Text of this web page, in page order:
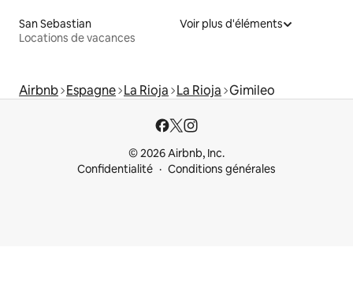
San Sebastian
Locations de vacances
Voir plus d'éléments
Airbnb Espagne La Rioja La Rioja Gimileo
© 2026 Airbnb, Inc.
Confidentialité
Conditions générales